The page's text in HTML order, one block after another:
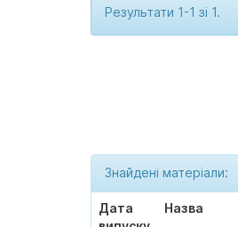
Результати 1-1 зі 1.
Знайдені матеріали:
Дата
Назва